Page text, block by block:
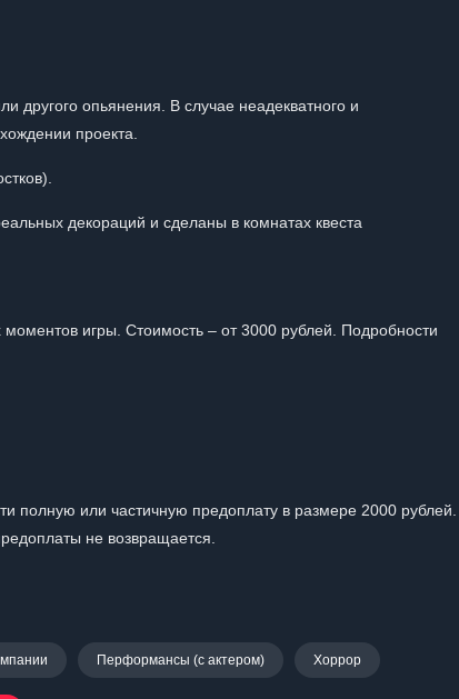
другого опьянения. В случае неадекватного и
проекта.
декораций и сделаны в комнатах квеста
игры. Стоимость – от 3000 рублей. Подробности
полную или частичную предоплату в размере 2000 рублей.
не возвращается.
Перформансы (с актером) Хоррор